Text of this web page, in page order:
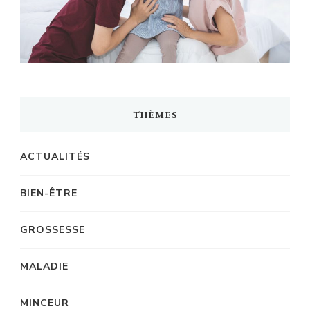
THÈMES
ACTUALITÉS
BIEN-ÊTRE
GROSSESSE
MALADIE
MINCEUR